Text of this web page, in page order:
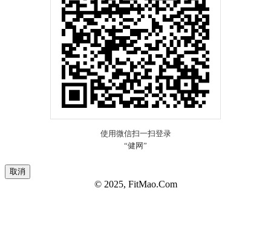
取消
© 2025, FitMao.Com